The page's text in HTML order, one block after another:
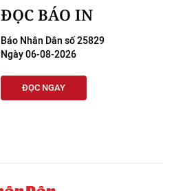
ĐỌC BÁO IN
Báo Nhân Dân số 25829
Ngày 06-08-2026
ĐỌC NGAY